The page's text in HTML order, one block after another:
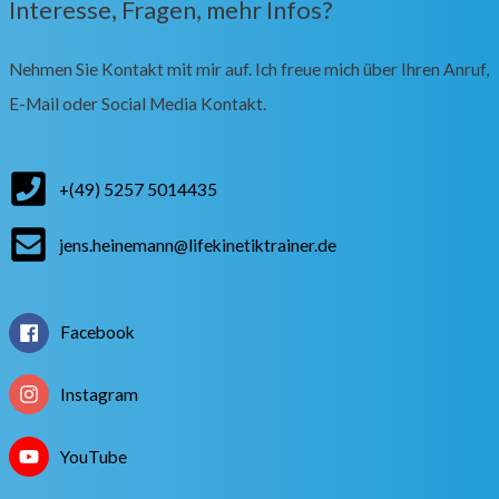
Interesse, Fragen, mehr Infos?
Nehmen Sie Kontakt mit mir auf. Ich freue mich über Ihren Anruf,
E-Mail oder Social Media Kontakt.
+(49) 5257 5014435
jens.heinemann@lifekinetiktrainer.de
Facebook
Instagram
YouTube